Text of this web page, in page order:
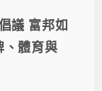
議 富邦如
體育與